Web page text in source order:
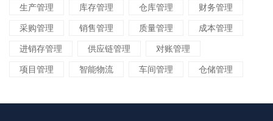
生产管理 库存管理 仓库管理 财务管理
采购管理 销售管理 质量管理 成本管理
进销存管理 供应链管理 对账管理
项目管理 智能物流 车间管理 仓储管理